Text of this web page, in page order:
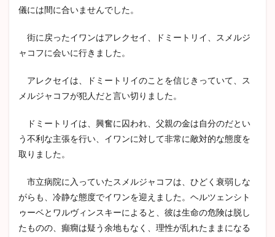
儀には間に合いませんでした。
街に戻ったイワンはアレクセイ、ドミートリイ、スメルジ
ャコフに会いに行きました。
アレクセイは、ドミートリイのことを信じきっていて、ス
メルジャコフが犯人だと言い切りました。
ドミートリイは、興奮に囚われ、父親の金は自分のだとい
う不利な主張を行い、イワンに対して非常に敵対的な態度を
取りました。
市立病院に入っていたスメルジャコフは、ひどく衰弱しな
がらも、冷静な態度でイワンを迎えました。ヘルツェンシト
ゥーベとワルヴィンスキーによると、彼は生命の危険は脱し
たものの、癲癇は疑う余地もなく、理性が乱れたままになる